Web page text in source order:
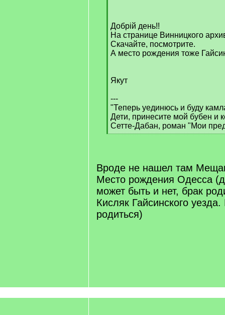
Добрій день!!
На странице Винницкого
Скачайте, посмотрите.
А место рождения тоже
Якут
---
"Теперь уединюсь и буду
Дети, принесите мой бубен и
Сетте-Дабан, роман "Мои
[
Вроде не нашел там
Место рождения Одесса
может быть и нет, брак
Кисляк Гайсинского
родиться)